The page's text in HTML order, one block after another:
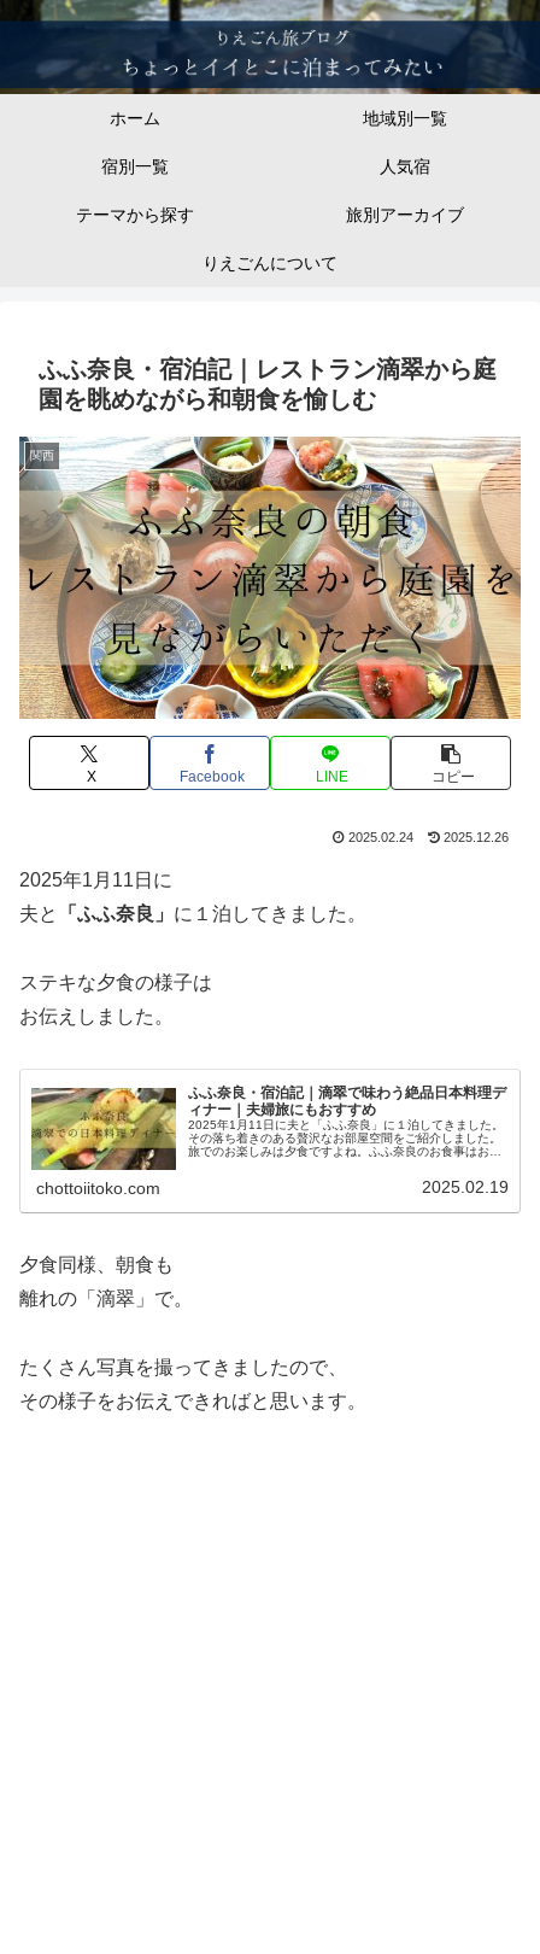
ホーム 地域別一覧
宿別一覧 人気宿
テーマから探す 旅別アーカイブ
りえごんについて
ふふ奈良・宿泊記｜レストラン滴翠から庭
園を眺めながら和朝食を愉しむ
関西
X Facebook LINE コピー
2025.02.24 2025.12.26
2025年1月11日に
夫と
「ふふ奈良」 に１泊してきました。
ステキな夕食の様子は
お伝えしました。
ふふ奈良・宿泊記｜滴翠で味わう絶品日本料理デ
ィナー｜夫婦旅にもおすすめ
2025年1月11日に夫と「ふふ奈良」に１泊してきました。
その落ち着きのある贅沢なお部屋空間をご紹介しました。
旅でのお楽しみは夕食ですよね。ふふ奈良のお食事はお部
chottoiitoko.com 2025.02.19
夕食同様、朝食も
離れの「滴翠」で。
たくさん写真を撮ってきましたので、
その様子をお伝えできればと思います。